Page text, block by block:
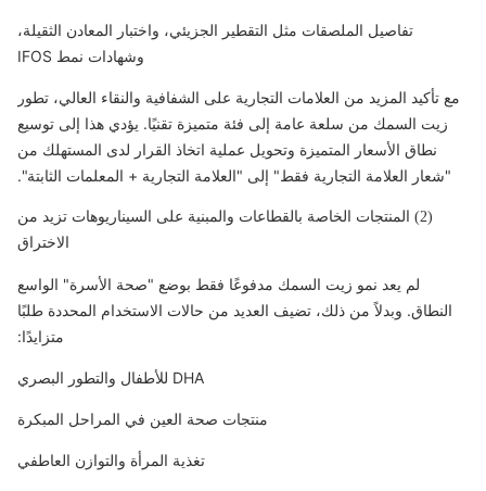
تفاصيل الملصقات مثل التقطير الجزيئي، واختبار المعادن الثقيلة،
وشهادات نمط IFOS
مع تأكيد المزيد من العلامات التجارية على الشفافية والنقاء العالي، تطور
زيت السمك من سلعة عامة إلى فئة متميزة تقنيًا. يؤدي هذا إلى توسيع
نطاق الأسعار المتميزة وتحويل عملية اتخاذ القرار لدى المستهلك من
"شعار العلامة التجارية فقط" إلى "العلامة التجارية + المعلمات الثابتة".
(2) المنتجات الخاصة بالقطاعات والمبنية على السيناريوهات تزيد من
الاختراق
لم يعد نمو زيت السمك مدفوعًا فقط بوضع "صحة الأسرة" الواسع
النطاق. وبدلاً من ذلك، تضيف العديد من حالات الاستخدام المحددة طلبًا
متزايدًا:
DHA للأطفال والتطور البصري
منتجات صحة العين في المراحل المبكرة
تغذية المرأة والتوازن العاطفي